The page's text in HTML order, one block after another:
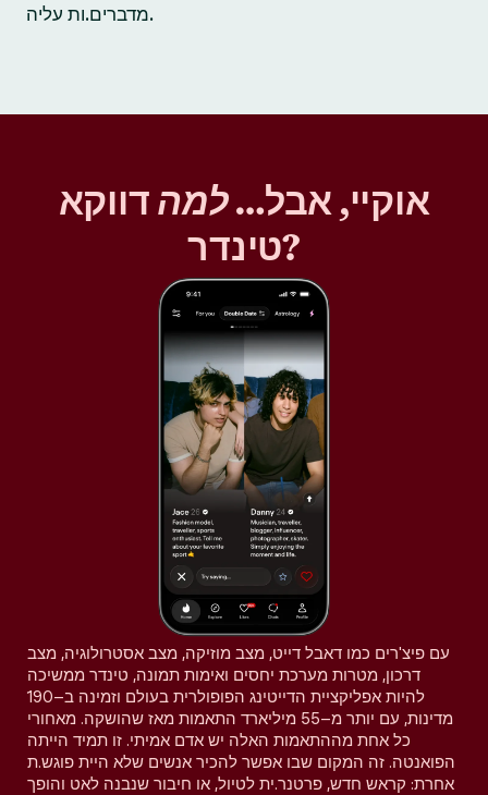
מדברים.ות עליה.
אוקיי, אבל…למהדווקא
טינדר?
עם פיצ'רים כמו דאבל דייט, מצב מוזיקה, מצב אסטרולוגיה, מצב
דרכון, מטרות מערכת יחסים ואימות תמונה, טינדר ממשיכה
להיות אפליקציית הדייטינג הפופולרית בעולם וזמינה ב–190
מדינות, עם יותר מ–55 מיליארד התאמות מאז שהושקה. מאחורי
כל אחת מההתאמות האלה יש אדם אמיתי. זו תמיד הייתה
הפואנטה. זה המקום שבו אפשר להכיר אנשים שלא היית פוגש.ת
אחרת: קראש חדש, פרטנר.ית לטיול, או חיבור שנבנה לאט והופך